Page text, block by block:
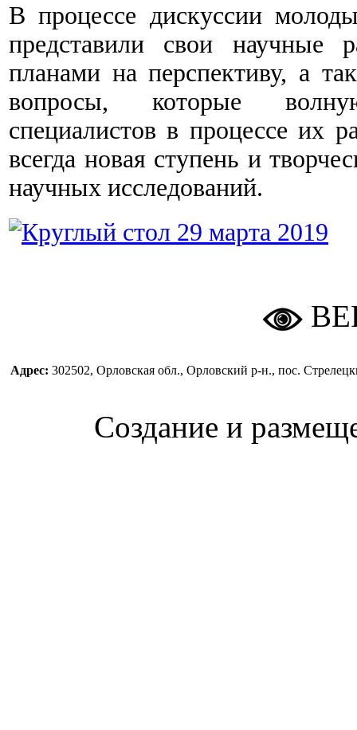
В процессе дискуссии
представили свои научные
планами на перспективу, а
вопросы, которые
специалистов в процессе их
всегда новая ступень и
научных исследований.
Адрес: 302502, Орловская обл., Орловский р-н., пос.
Создание и